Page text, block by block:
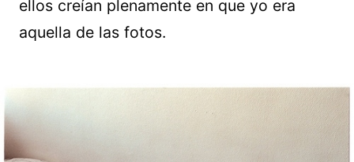
ellos creían plenamente en que yo era
aquella de las fotos.